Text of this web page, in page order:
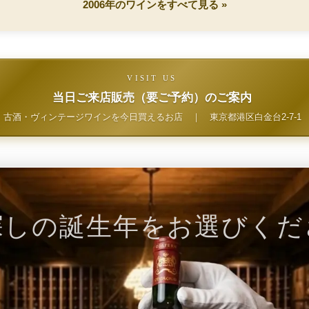
2006年のワインをすべて見る »
VISIT US
当日ご来店販売（要ご予約）のご案内
古酒・ヴィンテージワインを今日買えるお店｜ 東京都港区白金台2-7-1
の誕生年をお選びく